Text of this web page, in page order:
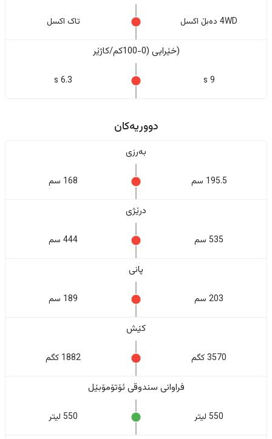
4WD دەبڵ اکسل تاک اکسل
(خێرایی (0-100کم/کاژێر
9 s
6.3 s
دووریەکان
بەرزی
195.5 سم 168 سم
درێژی
535 سم 444 سم
پانی
203 سم 189 سم
کێش
3570 کگم 1882 کگم
فراوانی سندوقی ئۆتۆمۆبێل
550 لیتر 550 لیتر